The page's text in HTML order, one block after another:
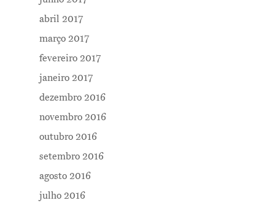
abril 2017
março 2017
fevereiro 2017
janeiro 2017
dezembro 2016
novembro 2016
outubro 2016
setembro 2016
agosto 2016
julho 2016